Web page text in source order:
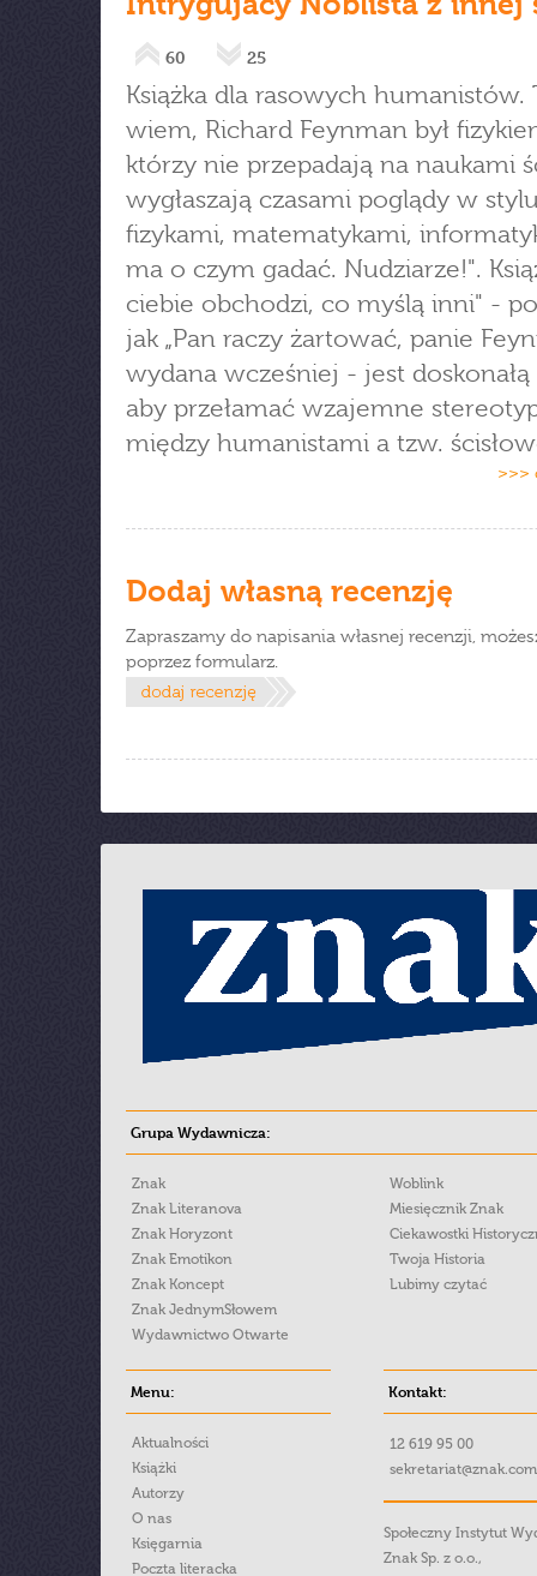
60 25
Książka dla rasowych humanistów.
wiem, Richard Feynman był
którzy nie przepadają na naukami
wygłaszają czasami poglądy w
fizykami, matematykami,
ma o czym gadać. Nudziarze!".
ciebie obchodzi, co myślą inni" -
jak „Pan raczy żartować, panie
wydana wcześniej - jest doskonałą
aby przełamać wzajemne
między humanistami a tzw.
>>>
Dodaj własną recenzję
Zapraszamy do napisania własnej recenzji,
poprzez formularz.
Grupa Wydawnicza:
Znak
Znak Literanova
Znak Horyzont
Znak Emotikon
Znak Koncept
Znak JednymSłowem
Wydawnictwo Otwarte
Woblink
Miesięcznik Znak
Ciekawostki
Twoja Historia
Lubimy czytać
Menu:
Aktualności
Książki
Autorzy
O nas
Księgarnia
Poczta literacka
Kontakt:
12 619 95 00
Społeczny Instytut
Znak Sp. z o.o.,